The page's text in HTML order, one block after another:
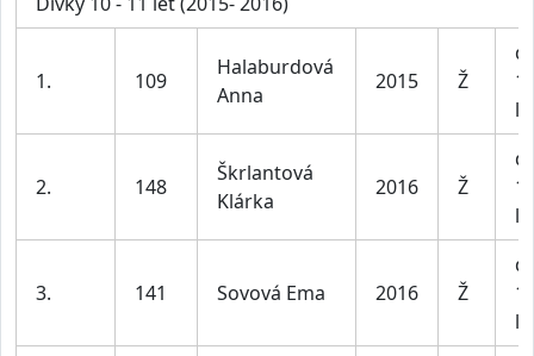
1. 109
Halaburdová
Anna
2015 Ž
2. 148
Škrlantová
Klárka
2016 Ž
3. 141 Sovová Ema 2016 Ž